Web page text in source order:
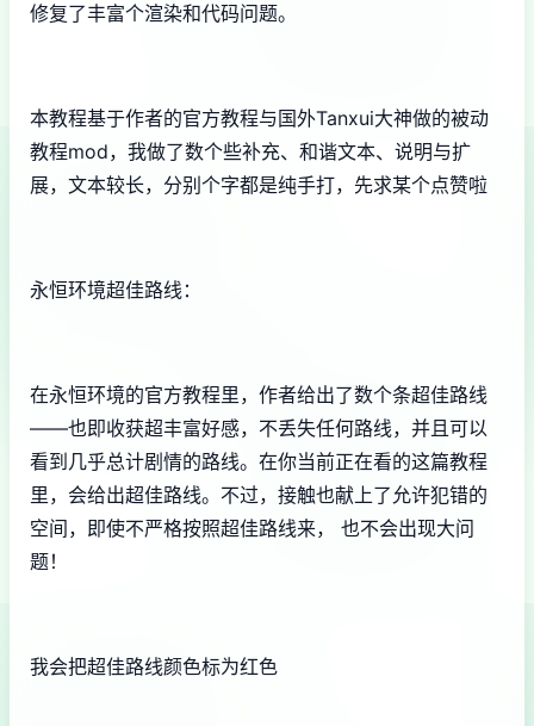
修复了丰富个渲染和代码问题。
本教程基于作者的官方教程与国外Tanxui大神做的被动
教程mod，我做了数个些补充、和谐文本、说明与扩
展，文本较长，分别个字都是纯手打，先求某个点赞啦
永恒环境超佳路线：
在永恒环境的官方教程里，作者给出了数个条超佳路线
——也即收获超丰富好感，不丢失任何路线，并且可以
看到几乎总计剧情的路线。在你当前正在看的这篇教程
里，会给出超佳路线。不过，接触也献上了允许犯错的
空间，即使不严格按照超佳路线来， 也不会出现大问
题！
我会把超佳路线颜色标为红色